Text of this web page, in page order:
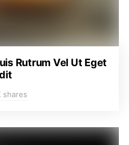
Rutrum Vel Ut Eget
shares